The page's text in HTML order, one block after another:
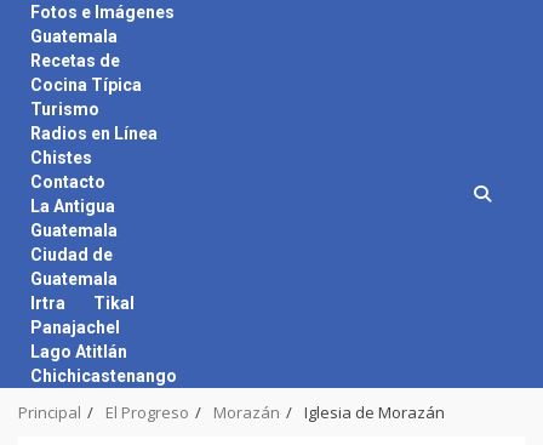
content
Fotos e Imágenes
Guatemala
Recetas de
Cocina Típica
Turismo
Radios en Línea
Chistes
Contacto
La Antigua
Guatemala
Ciudad de
Guatemala
Irtra
Tikal
Panajachel
Lago Atitlán
Chichicastenango
Principal El Progreso Morazán Iglesia de Morazán